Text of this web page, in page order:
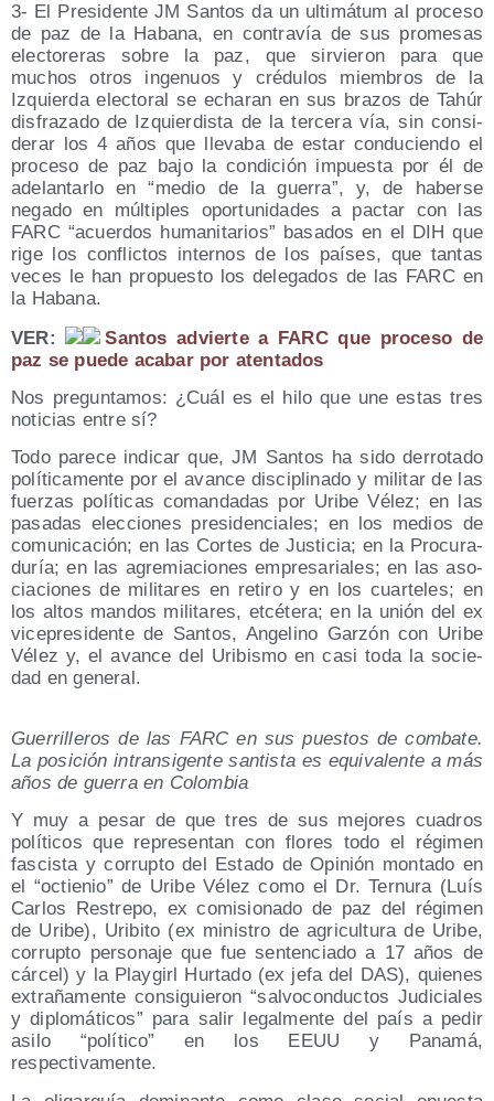
3- El Pre­si­den­te JM San­tos da un ulti­má­tum al pro­ce­so
de paz de la Haba­na, en con­tra­vía de sus pro­me­sas
elec­to­re­ras sobre la paz, que sir­vie­ron para que
muchos otros inge­nuos y cré­du­los miem­bros de la
Izquier­da elec­to­ral se echa­ran en sus bra­zos de Tahúr
dis­fra­za­do de Izquier­dis­ta de la ter­ce­ra vía, sin con­si­
de­rar los 4 años que lle­va­ba de estar con­du­cien­do el
pro­ce­so de paz bajo la con­di­ción impues­ta por él de
ade­lan­tar­lo en “medio de la gue­rra”, y, de haber­se
nega­do en múl­ti­ples opor­tu­ni­da­des a pac­tar con las
FARC “acuer­dos huma­ni­ta­rios” basa­dos en el DIH que
rige los con­flic­tos inter­nos de los paí­ses, que tan­tas
veces le han pro­pues­to los dele­ga­dos de las FARC en
la Habana.
VER:
San­tos advier­te a FARC que pro­ce­so de
paz se pue­de aca­bar por atentados
Nos pre­gun­ta­mos: ¿Cuál es el hilo que une estas tres
noti­cias entre sí?
Todo pare­ce indi­car que, JM San­tos ha sido derro­ta­do
polí­ti­ca­men­te por el avan­ce dis­ci­pli­na­do y mili­tar de las
fuer­zas polí­ti­cas coman­da­das por Uri­be Vélez; en las
pasa­das elec­cio­nes pre­si­den­cia­les; en los medios de
comu­ni­ca­ción; en las Cor­tes de Jus­ti­cia; en la Pro­cu­ra­
du­ría; en las agre­mia­cio­nes empre­sa­ria­les; en las aso­
cia­cio­nes de mili­ta­res en reti­ro y en los cuar­te­les; en
los altos man­dos mili­ta­res, etcé­te­ra; en la unión del ex
vice­pre­si­den­te de San­tos, Ange­lino Gar­zón con Uri­be
Vélez y, el avan­ce del Uri­bis­mo en casi toda la socie­
dad en general.
Gue­rri­lle­ros de las FARC en sus pues­tos de com­ba­te.
La posi­ción intran­si­gen­te san­tis­ta es equi­va­len­te a más
años de gue­rra en Colombia
Y muy a pesar de que tres de sus mejo­res cua­dros
polí­ti­cos que repre­sen­tan con flo­res todo el régi­men
fas­cis­ta y corrup­to del Esta­do de Opi­nión mon­ta­do en
el “octie­nio” de Uri­be Vélez como el Dr. Ter­nu­ra (Luís
Car­los Res­tre­po, ex comi­sio­na­do de paz del régi­men
de Uri­be), Uri­bi­to (ex minis­tro de agri­cul­tu­ra de Uri­be,
corrup­to per­so­na­je que fue sen­ten­cia­do a 17 años de
cár­cel) y la Play­girl Hur­ta­do (ex jefa del DAS), quie­nes
extra­ña­men­te con­si­guie­ron “sal­vo­con­duc­tos Judi­cia­les
y diplo­má­ti­cos” para salir legal­men­te del país a pedir
asi­lo “polí­ti­co” en los EEUU y Pana­má,
respectivamente.